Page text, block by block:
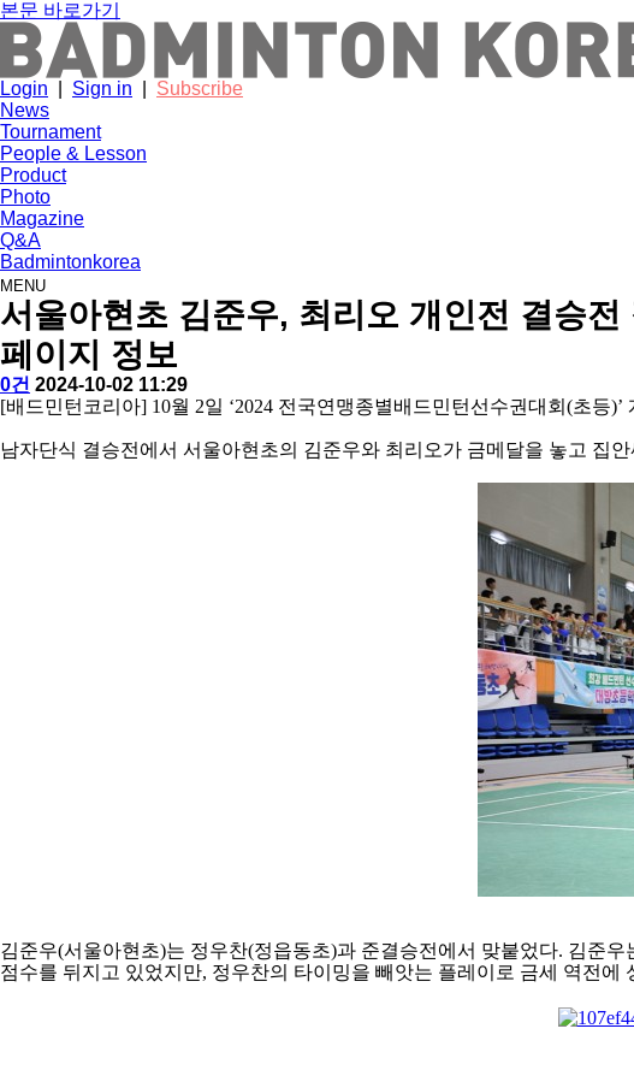
본문 바로가기
Login Sign in
Subscribe
News
Tournament
People & Lesson
Product
Photo
Magazine
Q&A
Badmintonkorea
MENU
tournament
서울아현초 김준우, 최리오 개인전 결승
페이지 정보
작
성
배
드
턴
댓
글
0건 작
성
2024-10-02 11:29
본
문
[배드민턴코리아] 10월 2일 ‘2024 전국연맹종별배드민턴선수권대회 (초등)’
남자단식 결승전에서 서울아현초의 김준우와 최리오가 금메달을 놓고 집
김준우(서울아현초)는 정우찬(정읍동초)과 준결승전에서 맞붙었다. 김준우
점수를 뒤지고 있었지만, 정우찬의 타이밍을 빼앗는 플레이로 금세 역전에